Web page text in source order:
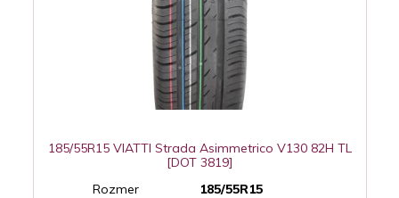
185/55R15 VIATTI Strada Asimmetrico V130 82H TL
[DOT 3819]
Rozmer
185/55R15